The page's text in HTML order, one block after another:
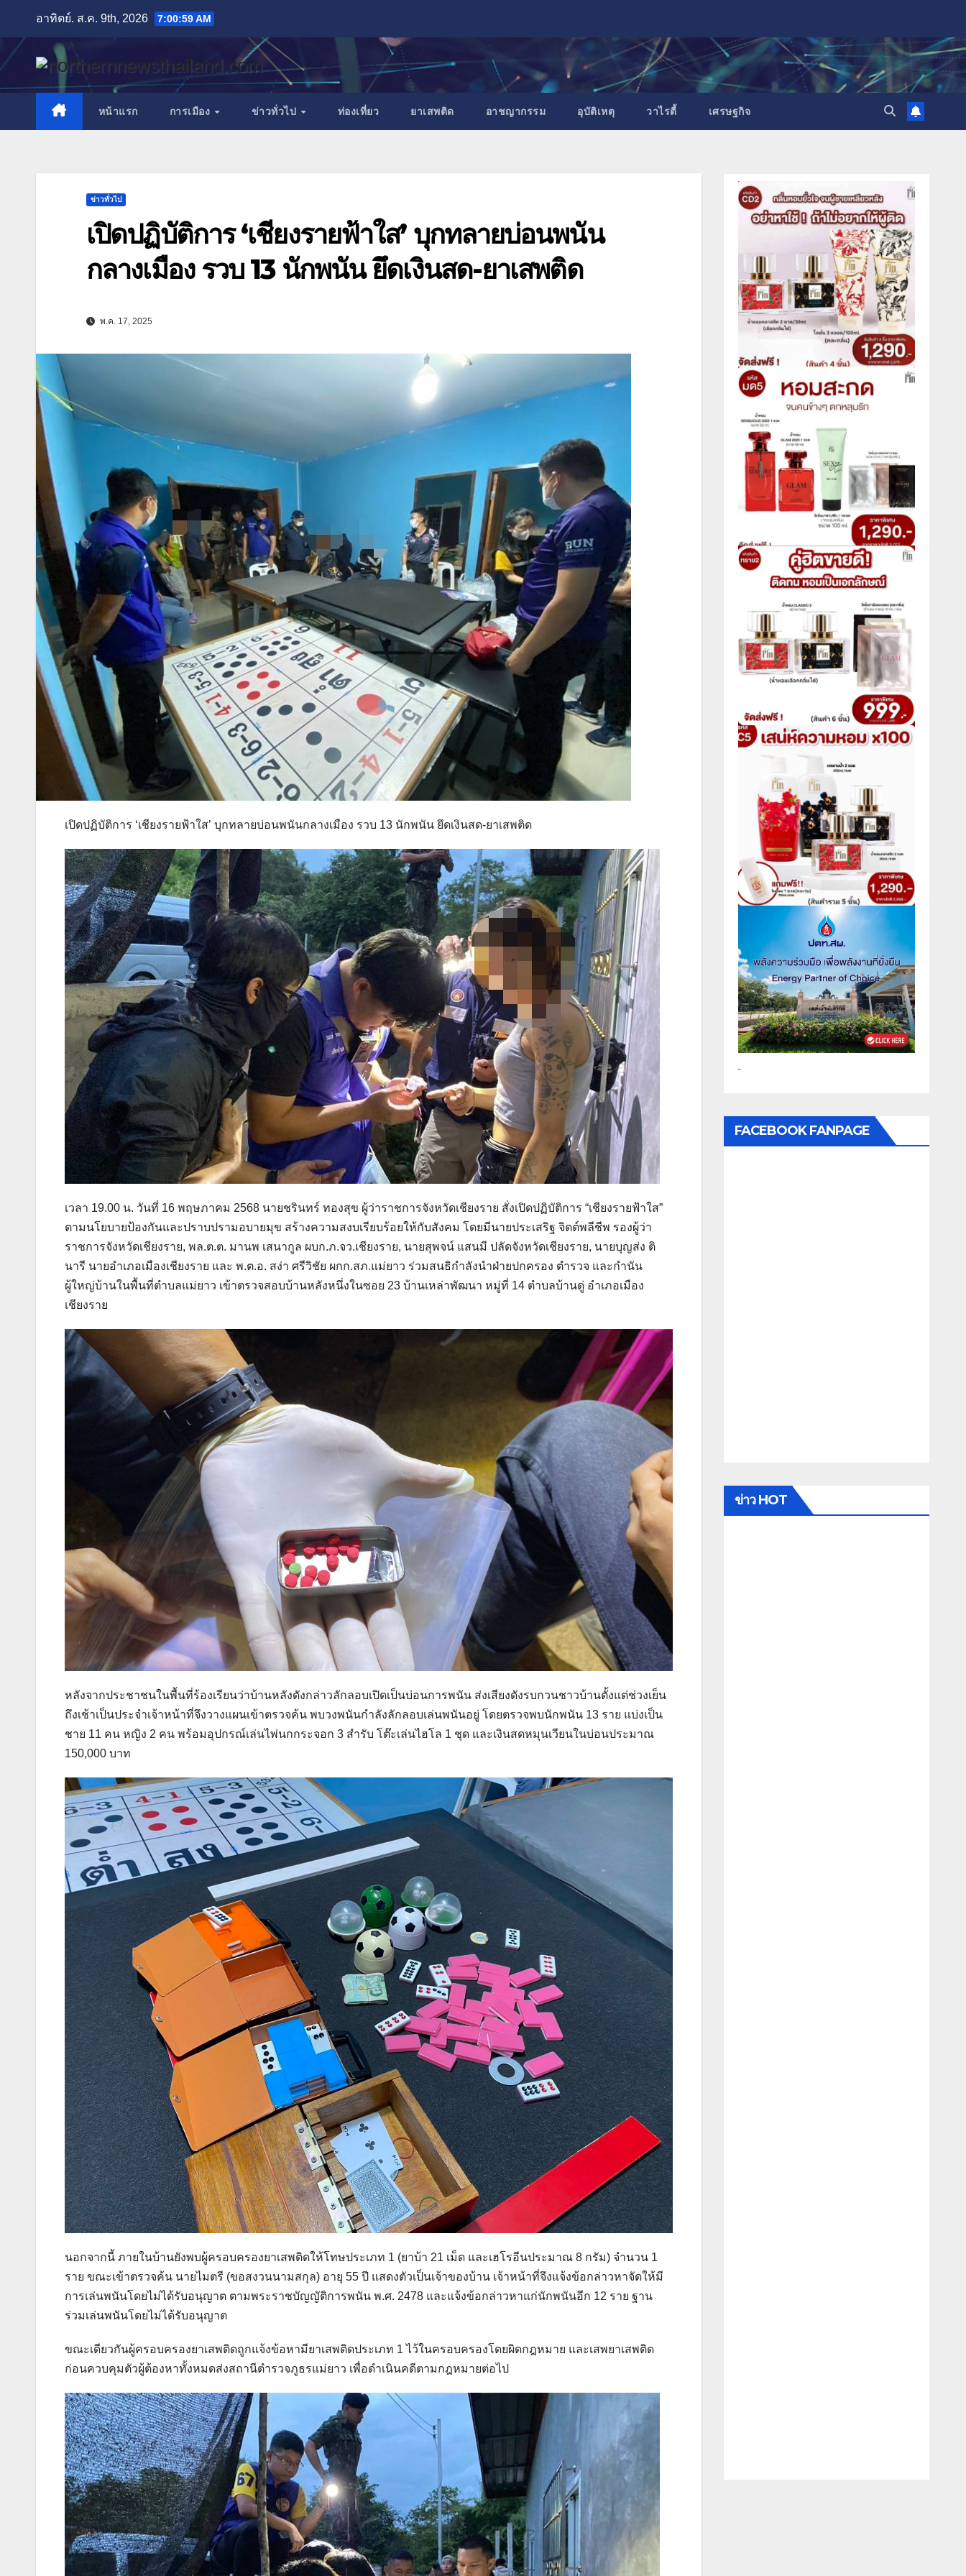
content
อาทิตย์. ส.ค. 9th, 2026 7:01:01 AM
หน้าแรก การเมือง ข่าวทั่วไป ท่องเที่ยว ยาเสพติด อาชญากรรม อุบัติเหตุ วาไรตี้ เศรษฐกิจ
ข่าวทั่วไป
เปิดปฏิบัติการ ‘เชียงรายฟ้าใส’ บุกทลายบ่อนพนัน
กลางเมือง รวบ 13 นักพนัน ยึดเงินสด-ยาเสพติด
พ.ค. 17, 2025
เปิดปฏิบัติการ ‘เชียงรายฟ้าใส’ บุกทลายบ่อนพนันกลางเมือง รวบ 13 นักพนัน ยึดเงินสด-ยาเสพติด
เวลา 19.00 น. วันที่ 16 พฤษภาคม 2568 นายชรินทร์ ทองสุข ผู้ว่าราชการจังหวัดเชียงราย สั่งเปิดปฏิบัติการ “เชียงรายฟ้าใส”
ตามนโยบายป้องกันและปราบปรามอบายมุข สร้างความสงบเรียบร้อยให้กับสังคม โดยมีนายประเสริฐ จิตต์พลีชีพ รองผู้ว่า
ราชการจังหวัดเชียงราย, พล.ต.ต. มานพ เสนากูล ผบก.ภ.จว.เชียงราย, นายสุพจน์ แสนมี ปลัดจังหวัดเชียงราย, นายบุญส่ง ติ
นารี นายอำเภอเมืองเชียงราย และ พ.ต.อ. สง่า ศรีวิชัย ผกก.สภ.แม่ยาว ร่วมสนธิกำลังนำฝ่ายปกครอง ตำรวจ และกำนัน
ผู้ใหญ่บ้านในพื้นที่ตำบลแม่ยาว เข้าตรวจสอบบ้านหลังหนึ่งในซอย 23 บ้านเหล่าพัฒนา หมู่ที่ 14 ตำบลบ้านดู่ อำเภอเมือง
เชียงราย
หลังจากประชาชนในพื้นที่ร้องเรียนว่าบ้านหลังดังกล่าวลักลอบเปิดเป็นบ่อนการพนัน ส่งเสียงดังรบกวนชาวบ้านตั้งแต่ช่วงเย็น
ถึงเช้าเป็นประจำเจ้าหน้าที่จึงวางแผนเข้าตรวจค้น พบวงพนันกำลังลักลอบเล่นพนันอยู่ โดยตรวจพบนักพนัน 13 ราย แบ่งเป็น
ชาย 11 คน หญิง 2 คน พร้อมอุปกรณ์เล่นไพ่นกกระจอก 3 สำรับ โต๊ะเล่นไฮโล 1 ชุด และเงินสดหมุนเวียนในบ่อนประมาณ
150,000 บาท
นอกจากนี้ ภายในบ้านยังพบผู้ครอบครองยาเสพติดให้โทษประเภท 1 (ยาบ้า 21 เม็ด และเฮโรอีนประมาณ 8 กรัม) จำนวน 1
ราย ขณะเข้าตรวจค้น นายไมตรี (ขอสงวนนามสกุล) อายุ 55 ปี แสดงตัวเป็นเจ้าของบ้าน เจ้าหน้าที่จึงแจ้งข้อกล่าวหาจัดให้มี
การเล่นพนันโดยไม่ได้รับอนุญาต ตามพระราชบัญญัติการพนัน พ.ศ. 2478 และแจ้งข้อกล่าวหาแก่นักพนันอีก 12 ราย ฐาน
ร่วมเล่นพนันโดยไม่ได้รับอนุญาต
ขณะเดียวกันผู้ครอบครองยาเสพติดถูกแจ้งข้อหามียาเสพติดประเภท 1 ไว้ในครอบครองโดยผิดกฎหมาย และเสพยาเสพติด
ก่อนควบคุมตัวผู้ต้องหาทั้งหมดส่งสถานีตำรวจภูธรแม่ยาว เพื่อดำเนินคดีตามกฎหมายต่อไป
FACEBOOK FANPAGE
ข่าว HOT